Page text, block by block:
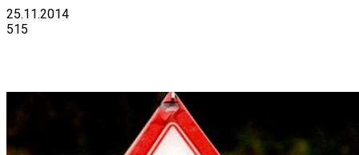
25.11.2014
515